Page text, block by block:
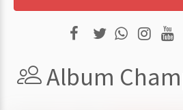
Album